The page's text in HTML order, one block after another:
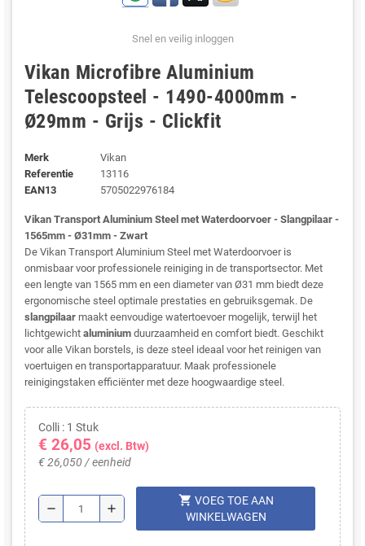
Snel en veilig inloggen
Vikan Microfibre Aluminium
Telescoopsteel - 1490-4000mm -
Ø29mm - Grijs - Clickfit
Merk
Vikan
Referentie
13116
EAN13
5705022976184
Vikan Transport Aluminium Steel met Waterdoorvoer - Slangpilaar -
1565mm - Ø31mm - Zwart
De Vikan Transport Aluminium Steel met Waterdoorvoer is
onmisbaar voor professionele reiniging in de transportsector. Met
een lengte van 1565 mm en een diameter van Ø31 mm biedt deze
ergonomische steel optimale prestaties en gebruiksgemak. De
slangpilaar maakt eenvoudige watertoevoer mogelijk, terwijl het
lichtgewicht aluminium duurzaamheid en comfort biedt. Geschikt
voor alle Vikan borstels, is deze steel ideaal voor het reinigen van
voertuigen en transportapparatuur. Maak professionele
reinigingstaken efficiënter met deze hoogwaardige steel.
Colli : 1 Stuk
€ 26,05 (excl. Btw)
€ 26,050 / eenheid
remove add
shopping_cart VOEG TOE AAN
WINKELWAGEN